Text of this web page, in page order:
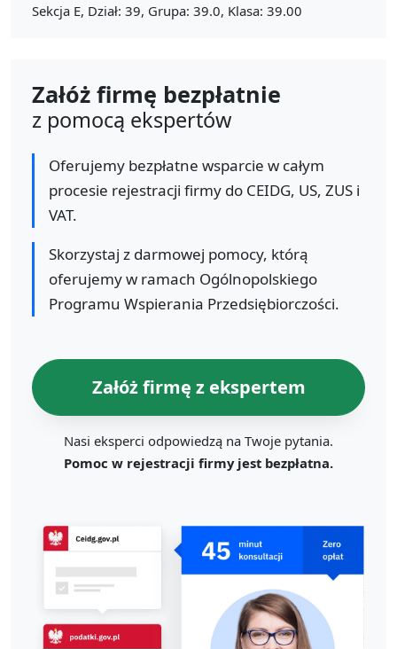
Sekcja E, Dział: 39, Grupa: 39.0, Klasa: 39.00
Załóż firmę bezpłatnie
z pomocą ekspertów
Oferujemy bezpłatne wsparcie w całym
procesie rejestracji firmy do CEIDG, US, ZUS i
VAT.
Skorzystaj z darmowej pomocy, którą
oferujemy w ramach Ogólnopolskiego
Programu Wspierania Przedsiębiorczości.
Załóż firmę z ekspertem
Nasi eksperci odpowiedzą na Twoje pytania.
Pomoc w rejestracji firmy jest bezpłatna.